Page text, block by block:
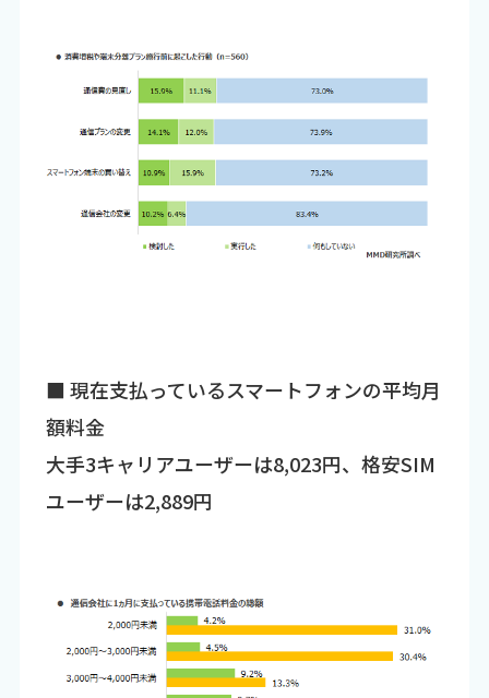
■ 現在支払っているスマートフォンの平均月
額料金
大手3キャリアユーザーは8,023円、格安SIM
ユーザーは2,889円